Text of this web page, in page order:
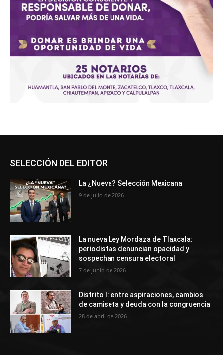
SELECCIÓN DEL EDITOR
La ¿Nueva? Selección Mexicana
9 de julio de 2026
La nueva Ley Mordaza de Tlaxcala:
periodistas denuncian opacidad y
sospechan censura electoral
7 de junio de 2026
Distrito I: entre aspiraciones, cambios
de camiseta y deuda con la congruencia
28 de abril de 2026